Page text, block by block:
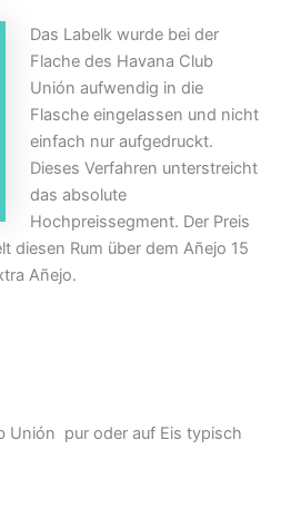
Das Labelk wurde bei der
Flache des Havana Club
Unión aufwendig in die
Flasche eingelassen und nicht
einfach nur aufgedruckt.
Dieses Verfahren unterstreicht
das absolute
Hochpreissegment. Der Preis
diesen Rum über dem Añejo 15
Añejo.
Unión pur oder auf Eis typisch